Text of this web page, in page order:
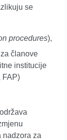
se
procedures),
članove
institucije
FAP)
nadzora za